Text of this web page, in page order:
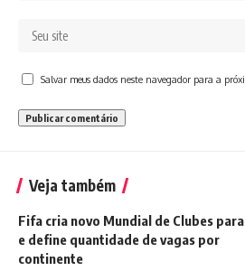
Salvar meus dados neste navegador para a
Veja também
Fifa cria novo Mundial de Clubes
e define quantidade de vagas por
continente